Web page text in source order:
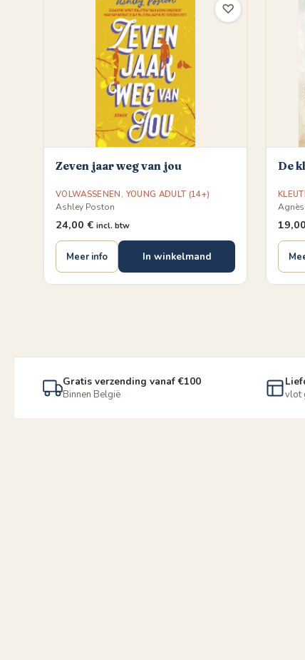
Zeven jaar weg van jou
VOLWASSENEN, YOUNG ADULT (14+)
Ashley Poston
24,00 € incl. btw
Meer info In winkelmand
♡
De
19,00
Gratis verzending vanaf €100
Binnen België vlot